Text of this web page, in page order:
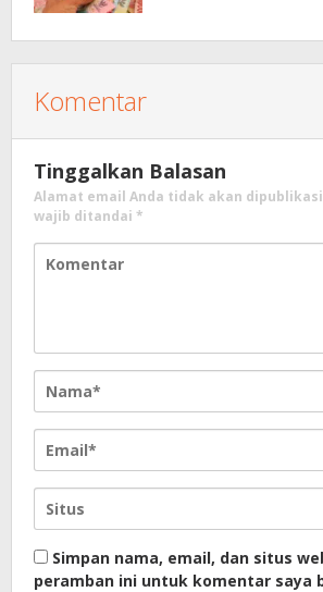
Komentar
Tinggalkan Balasan
Alamat email Anda tidak akan
wajib ditandai *
Simpan nama, email, dan situs
peramban ini untuk komentar saya